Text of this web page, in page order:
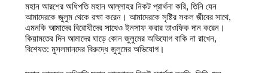
মহান আরশের অধিপতি মহান আল্লাহর নিকট প্রার্থনা করি, তিনি যেন
আমাদেরকে জুলুম থেকে রক্ষা করেন। আমাদেরকে সৃষ্টির সকল জীবের সাথে,
এমনকি আমাদের বিরোধীদের সাথেও ইনসাফ করার তাওফিক দান করেন।
কিয়ামতের দিন আমাদের ঘাড়ে কোন জুলুমের অভিযোগ বাকি না রাখেন,
বিশেষত: মুসলমানদের বিরুদ্ধে জুলুমের অভিযোগ।